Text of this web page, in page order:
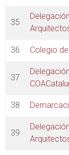
35
36 Colegio
37
38
39